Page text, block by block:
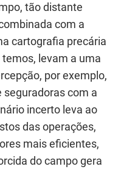
tão distante
com a
cartografia precária
levam a uma
por exemplo,
com a
incerto leva ao
das operações,
mais eficientes,
do campo gera